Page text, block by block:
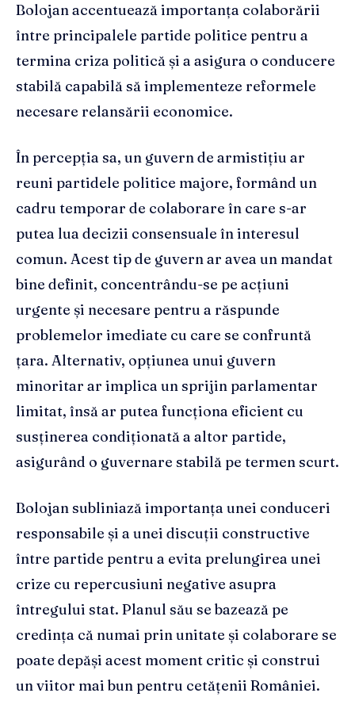
Bolojan accentuează importanța colaborării
între principalele partide politice pentru a
termina criza politică și a asigura o conducere
stabilă capabilă să implementeze reformele
necesare relansării economice.
În percepția sa, un guvern de armistițiu ar
reuni partidele politice majore, formând un
cadru temporar de colaborare în care s-ar
putea lua decizii consensuale în interesul
comun. Acest tip de guvern ar avea un mandat
bine definit, concentrându-se pe acțiuni
urgente și necesare pentru a răspunde
problemelor imediate cu care se confruntă
țara. Alternativ, opțiunea unui guvern
minoritar ar implica un sprijin parlamentar
limitat, însă ar putea funcționa eficient cu
susținerea condiționată a altor partide,
asigurând o guvernare stabilă pe termen scurt.
Bolojan subliniază importanța unei conduceri
responsabile și a unei discuții constructive
între partide pentru a evita prelungirea unei
crize cu repercusiuni negative asupra
întregului stat. Planul său se bazează pe
credința că numai prin unitate și colaborare se
poate depăși acest moment critic și construi
un viitor mai bun pentru cetățenii României.